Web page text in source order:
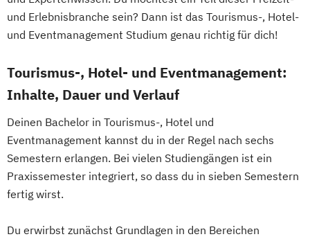
und Erlebnisbranche sein? Dann ist das Tourismus-, Hotel-
und Eventmanagement Studium genau richtig für dich!
Tourismus-, Hotel- und Eventmanagement:
Inhalte, Dauer und Verlauf
Deinen Bachelor in Tourismus-, Hotel und
Eventmanagement kannst du in der Regel nach sechs
Semestern erlangen. Bei vielen Studiengängen ist ein
Praxissemester integriert, so dass du in sieben Semestern
fertig wirst.
Du erwirbst zunächst Grundlagen in den Bereichen